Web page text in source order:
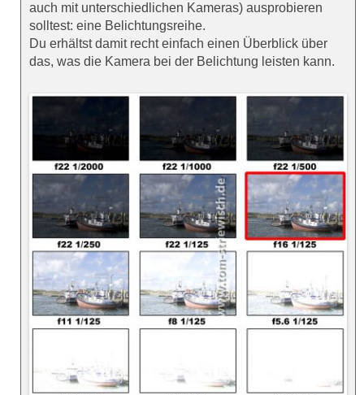
auch mit unterschiedlichen Kameras) ausprobieren
solltest: eine Belichtungsreihe.
Du erhältst damit recht einfach einen Überblick über
das, was die Kamera bei der Belichtung leisten kann.